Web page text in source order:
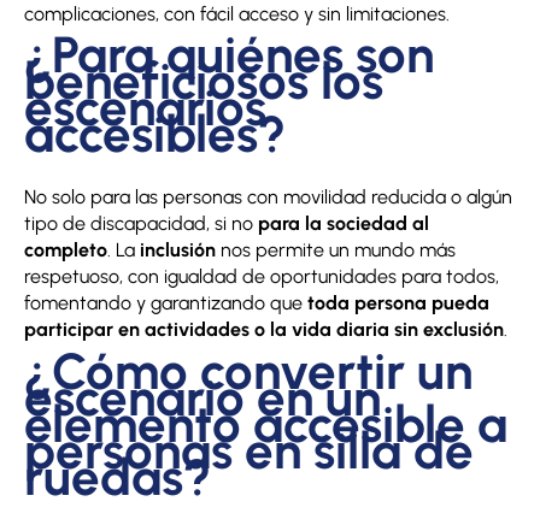
complicaciones, con fácil acceso y sin limitaciones.
¿Para quiénes son
beneficiosos los
escenarios
accesibles?
No solo para las personas con movilidad reducida o algún
tipo de discapacidad, si no para la sociedad al
completo . La inclusión nos permite un mundo más
respetuoso, con igualdad de oportunidades para todos,
fomentando y garantizando que toda persona pueda
participar en actividades o la vida diaria sin exclusión
¿Cómo convertir un
escenario en un
elemento accesible a
personas en silla de
ruedas?